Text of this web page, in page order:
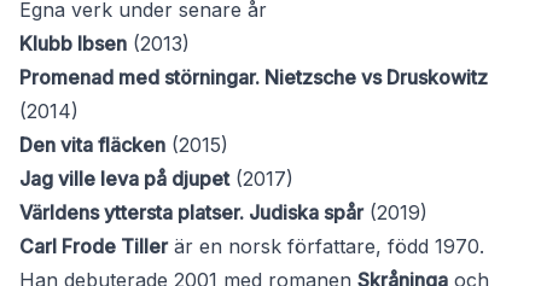
Egna verk under senare år
Klubb Ibsen (2013)
Promenad med störningar. Nietzsche vs Druskowitz
(2014)
Den vita fläcken (2015)
Jag ville leva på djupet(2017)
Världens yttersta platser. Judiska spår(2019)
Carl Frode Tillerär en norsk författare, född 1970.
Han debuterade 2001 med romanen Skråninga och